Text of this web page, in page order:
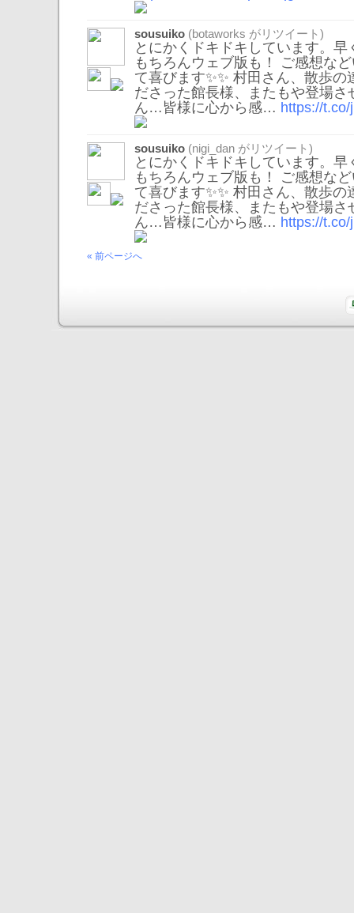
sousuiko (botaworks がリツイート)
とにかくドキドキしています。
もちろんウェブ版も！ ご感想な
て喜びます✨✨ 村田さん、散歩
ださった館長様、またもや登場さ
ん…皆様に心から感… https://
sousuiko (nigi_dan がリツイート)
とにかくドキドキしています。
もちろんウェブ版も！ ご感想な
て喜びます✨✨ 村田さん、散歩
ださった館長様、またもや登場さ
ん…皆様に心から感… https://
« 前ページへ